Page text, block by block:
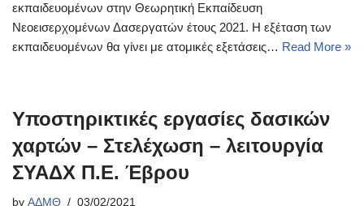
εκπαιδευομένων στην Θεωρητική Εκπαίδευση
Nεοεισερχομένων Δασεργατών έτους 2021. Η εξέταση των
εκπαιδευομένων θα γίνει με ατομικές εξετάσεις… Read More »
Υποστηρικτικές εργασίες δασικών
χαρτών – Στελέχωση – λειτουργία
ΣΥΑΔΧ Π.Ε. Έβρου
by ΑΔΜΘ 03/02/2021